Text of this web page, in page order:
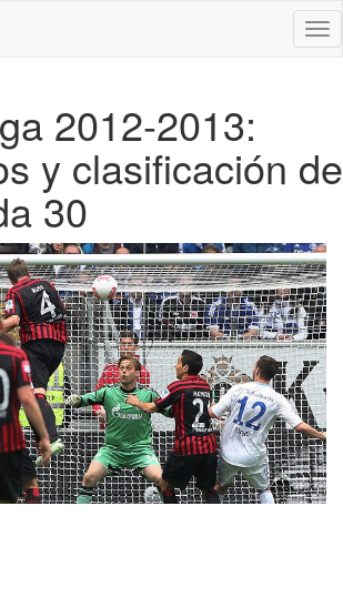
2012-2013:
y clasificación de
30